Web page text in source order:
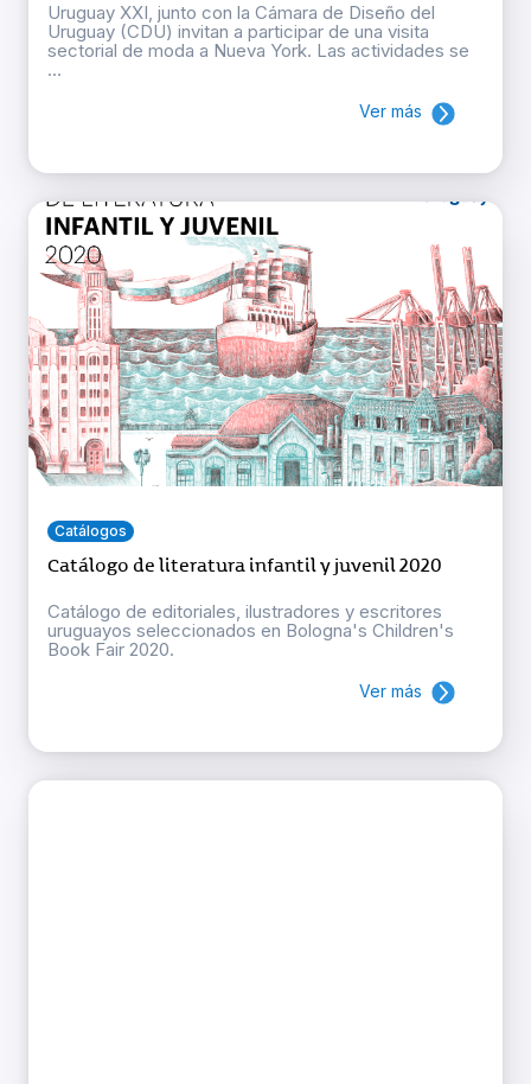
Uruguay XXI, junto con la Cámara de Diseño del
Uruguay (CDU) invitan a participar de una visita
sectorial de moda a Nueva York. Las actividades se
...
Ver más
Catálogos
Catálogo de literatura infantil y juvenil 2020
Catálogo de editoriales, ilustradores y escritores
uruguayos seleccionados en Bologna's Children's
Book Fair 2020.
Ver más